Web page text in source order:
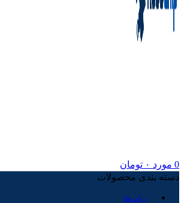
0 مورد ۰ تومان
دسته بندی محصولات
ربات ها